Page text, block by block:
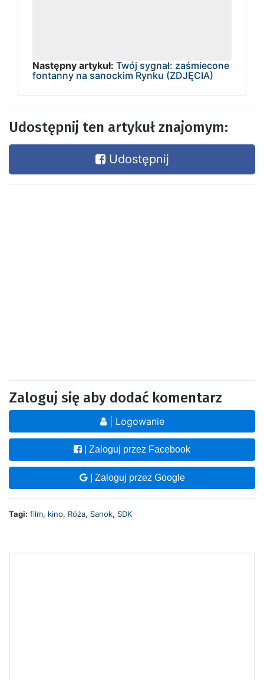
Następny artykuł: Twój sygnał: zaśmiecone
fontanny na sanockim Rynku (ZDJĘCIA)
Udostępnij ten artykuł znajomym:
Udostępnij
Zaloguj się aby dodać komentarz
| Logowanie
| Zaloguj przez Facebook
| Zaloguj przez Google
Tagi: film, kino, Róża, Sanok, SDK